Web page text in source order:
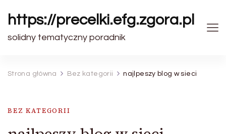
https://precelki.efg.zgora.pl
solidny tematyczny poradnik
Strona główna Bez kategorii najlpeszy blog w sieci
BEZ KATEGORII